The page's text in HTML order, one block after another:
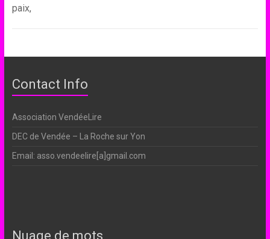
paix,
Contact Info
Association VendéeLire
DEC de Vendée – La Roche sur Yon
Email: asso.vendeelire[a]gmail.com
Nuage de mots